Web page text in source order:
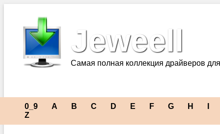
Jeweell
Самая полная коллекция драйверов
0_9 A B C D E F G H
Z